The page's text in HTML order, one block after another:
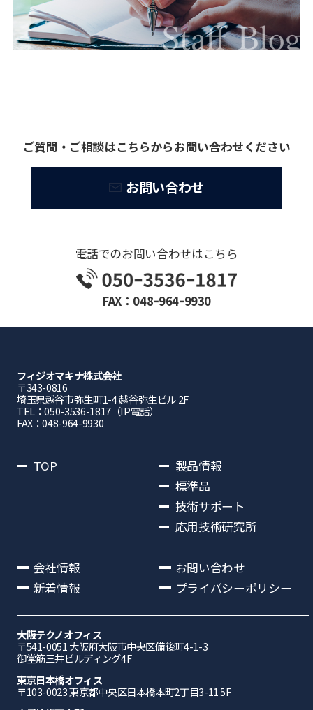
ご質問・ご相談はこちらからお問い合わせください
お問い合わせ
電話でのお問い合わせはこちら
FAX：048ｰ964ｰ9930
フィジオマキナ株式会社
〒343-0816
埼⽟県越⾕市弥⽣町1-4 越⾕弥⽣ビル 2F
TEL：050-3536-1817（IP電話）
FAX：048-964-9930
TOP
製品情報
標準品
技術サポート
応用技術研究所
会社情報
新着情報
お問い合わせ
プライバシーポリシー
大阪テクノオフィス
〒541-0051 ⼤阪府⼤阪市中央区備後町4-1-3
御堂筋三井ビルディング4F
東京日本橋オフィス
〒103-0023 東京都中央区日本橋本町2丁目3-11 5F